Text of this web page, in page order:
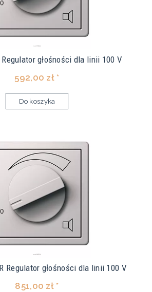
Regulator głośności dla linii 100 V
592,00 zł *
Do koszyka
Regulator głośności dla linii 100 V
851,00 zł *